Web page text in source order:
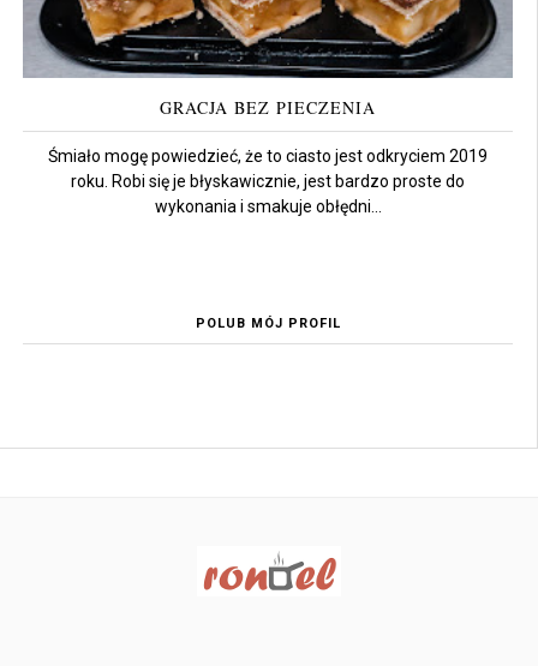
GRACJA BEZ PIECZENIA
Śmiało mogę powiedzieć, że to ciasto jest odkryciem 2019
roku. Robi się je błyskawicznie, jest bardzo proste do
wykonania i smakuje obłędni...
POLUB MÓJ PROFIL